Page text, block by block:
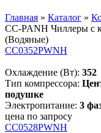
Главная » Каталог »
CC-PANH Чиллеры с
(Водяные)
CC0352PWNH
Охлаждение (Вт): 352
Тип компрессора:
подушке
Электропитание: 3
цена по запросу
CC0528PWNH